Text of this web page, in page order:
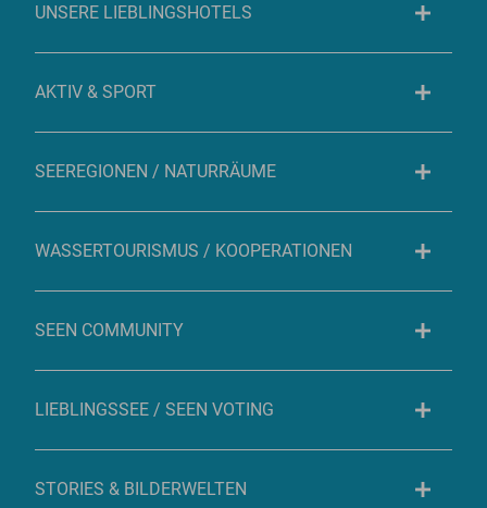
UNSERE LIEBLINGSHOTELS
AKTIV & SPORT
SEEREGIONEN / NATURRÄUME
WASSERTOURISMUS / KOOPERATIONEN
SEEN COMMUNITY
LIEBLINGSSEE / SEEN VOTING
STORIES & BILDERWELTEN